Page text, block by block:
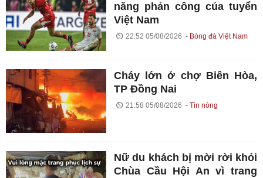
năng phản công của tuyển
Việt Nam
22:52 05/08/2026 Bóng đá Việt Nam
Cháy lớn ở chợ Biên Hòa,
TP Đồng Nai
21:58 05/08/2026 Tin nóng
Nữ du khách bị mời rời khỏi
Chùa Cầu Hội An vì trang